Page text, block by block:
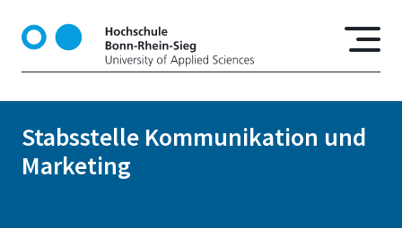
k
Stabsstelle Kommunikation und
Marketing